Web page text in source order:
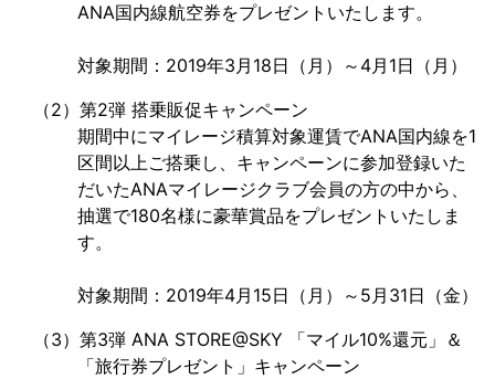
ANA国内線航空券をプレゼントいたします。
対象期間：2019年3月18日（月）～4月1日（月）
（2）第2弾 搭乗販促キャンペーン
期間中にマイレージ積算対象運賃でANA国内線を1
区間以上ご搭乗し、キャンペーンに参加登録いた
だいたANAマイレージクラブ会員の方の中から、
抽選で180名様に豪華賞品をプレゼントいたしま
す。
対象期間：2019年4月15日（月）～5月31日（金）
（3）第3弾 ANA STORE@SKY 「マイル10%還元」＆
「旅行券プレゼント」キャンペーン